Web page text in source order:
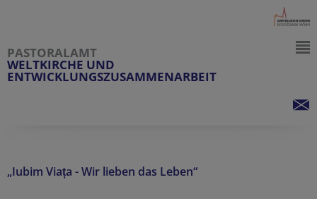
PASTORALAMT
WELTKIRCHE UND
ENTWICKLUNGSZUSAMMENARBEIT
„Iubim Viața - Wir lieben das Leben“